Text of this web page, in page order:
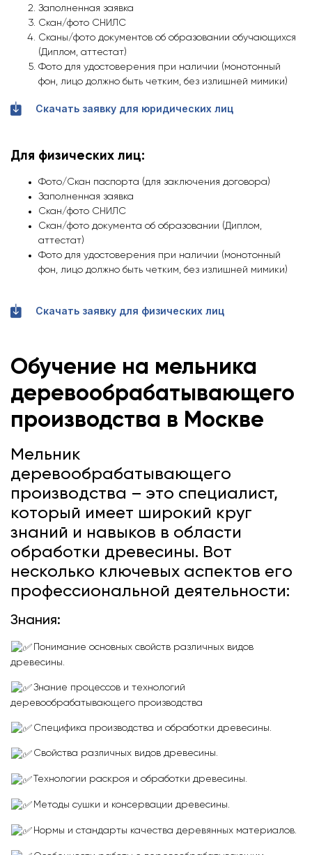
Заполненная заявка
Скан/фото СНИЛС
Сканы/фото документов об образовании обучающихся
(Диплом, аттестат)
Фото для удостоверения при наличии (монотонный
фон, лицо должно быть четким, без излишней мимики)
Скачать заявку для юридических лиц
Для физических лиц:
Фото/Скан паспорта (для заключения договора)
Заполненная заявка
Скан/фото СНИЛС
Скан/фото документа об образовании (Диплом,
аттестат)
Фото для удостоверения при наличии (монотонный
фон, лицо должно быть четким, без излишней мимики)
Скачать заявку для физических лиц
Обучение на мельника
деревообрабатывающего
производства в Москве
Мельник
деревообрабатывающего
производства – это специалист,
который имеет широкий круг
знаний и навыков в области
обработки древесины. Вот
несколько ключевых аспектов его
профессиональной деятельности:
Знания:
Понимание основных свойств различных видов
древесины.
Знание процессов и технологий
деревообрабатывающего производства
Специфика производства и обработки древесины.
Свойства различных видов древесины.
Технологии раскроя и обработки древесины.
Методы сушки и консервации древесины.
Нормы и стандарты качества деревянных материалов.